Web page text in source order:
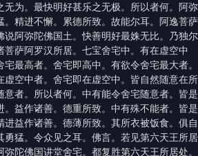
无为。最快明好甚乐之无极。所以者何。阿弥
。精进不懈。累德所致。故能尔耳。阿逸菩萨
说阿弥陀佛国土。快善明好最姝无比。乃独尔
萨阿罗汉所居。七宝舍宅中。有在虚空中
最高者。舍宅即高中。有欲令舍宅最大者。
虚空中者。舍宅即在虚空中。皆自然随意在所
意者。所以者何。中有能令舍宅随意者。皆是
。益作诸善。德重所致。中有殊不能者。皆是
益作诸善。德薄所致。其所衣被饭食。俱自
勇猛。令众见之耳。佛言。若见第六天王所居
陀佛国讲堂舍宅。都复胜第六天王所居处。